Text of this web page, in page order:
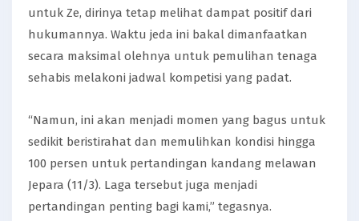
untuk Ze, dirinya tetap melihat dampat positif dari
hukumannya. Waktu jeda ini bakal dimanfaatkan
secara maksimal olehnya untuk pemulihan tenaga
sehabis melakoni jadwal kompetisi yang padat.
“Namun, ini akan menjadi momen yang bagus untuk
sedikit beristirahat dan memulihkan kondisi hingga
100 persen untuk pertandingan kandang melawan
Jepara (11/3). Laga tersebut juga menjadi
pertandingan penting bagi kami,” tegasnya.